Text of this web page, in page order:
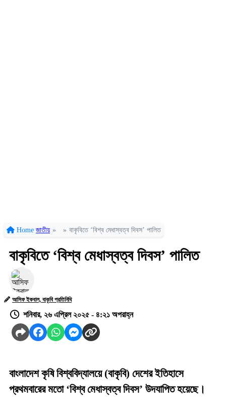
Home জাতীয় » » বাকৃবিতে ‘বিশ্ব মেধাস্বত্ব দিবস’ পালিত
বাকৃবিতে ‘বিশ্ব মেধাস্বত্ব দিবস’ পালিত
আসিফ ইকবাল, বাকৃবি প্রতিনিধি
শনিবার, ২৬ এপ্রিল ২০২৫ - ৪:২১ অপরাহ্ন
বাংলাদেশ কৃষি বিশ্ববিদ্যালয়ে (বাকৃবি) দেশের ইতিহাসে
প্রথমবারের মতো ‘বিশ্ব মেধাস্বত্ব দিবস’ উদযাপিত হয়েছে।